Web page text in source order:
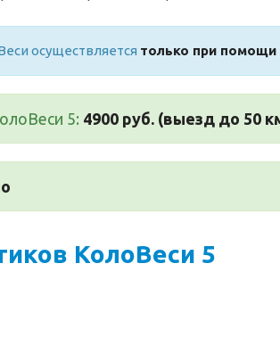
осуществляется только при помощи
5: 4900 руб. (выезд до 50
КолоВеси 5